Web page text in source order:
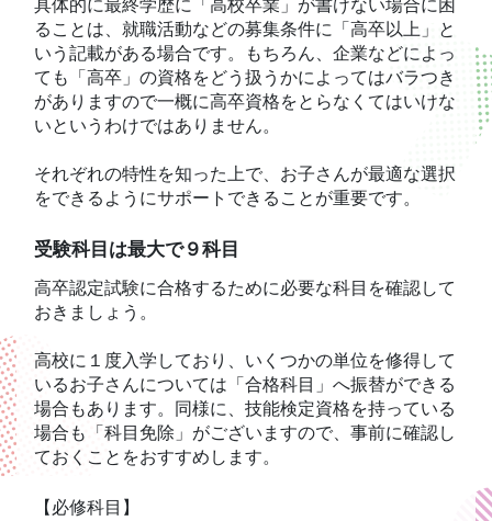
ることは、就職活動などの募集条件に「高卒以上」と
いう記載がある場合です。もちろん、企業などによっ
ても「高卒」の資格をどう扱うかによってはバラつき
がありますので一概に高卒資格をとらなくてはいけな
いというわけではありません。
それぞれの特性を知った上で、お子さんが最適な選択
をできるようにサポートできることが重要です。
受験科目は最大で９科目
高卒認定試験に合格するために必要な科目を確認して
おきましょう。
高校に１度入学しており、いくつかの単位を修得して
いるお子さんについては「合格科目」へ振替ができる
場合もあります。同様に、技能検定資格を持っている
場合も「科目免除」がございますので、事前に確認し
ておくことをおすすめします。
【必修科目】